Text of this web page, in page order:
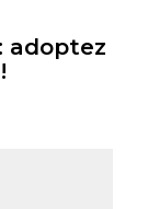
adoptez